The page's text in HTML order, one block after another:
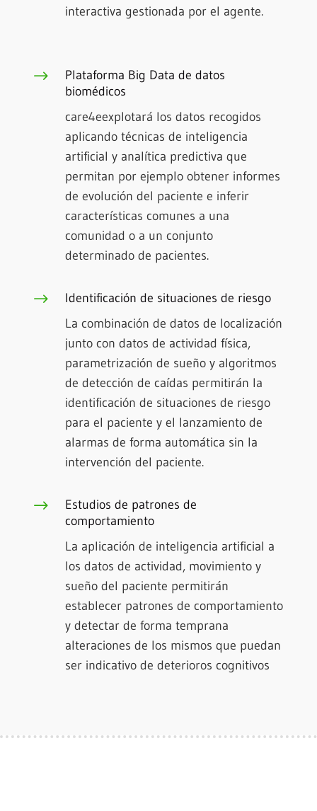
interactiva gestionada por el agente.
$
Plataforma Big Data de datos
biomédicos
care4eexplotará los datos recogidos
aplicando técnicas de inteligencia
artificial y analítica predictiva que
permitan por ejemplo obtener informes
de evolución del paciente e inferir
características comunes a una
comunidad o a un conjunto
determinado de pacientes.
$
Identificación de situaciones de riesgo
La combinación de datos de localización
junto con datos de actividad física,
parametrización de sueño y algoritmos
de detección de caídas permitirán la
identificación de situaciones de riesgo
para el paciente y el lanzamiento de
alarmas de forma automática sin la
intervención del paciente.
$
Estudios de patrones de
comportamiento
La aplicación de inteligencia artificial a
los datos de actividad, movimiento y
sueño del paciente permitirán
establecer patrones de comportamiento
y detectar de forma temprana
alteraciones de los mismos que puedan
ser indicativo de deterioros cognitivos